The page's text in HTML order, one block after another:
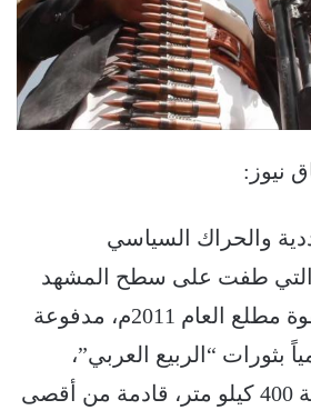
نيوز:
والحراك السياسي
التي طفت على سطح المشهد
السياسي اليمني بقوة مطلع العام 2011م، مدفوعة
بثورات “الربيع العربي”،
لتطوي مسافة قرابة 400 كيلو متر، قادمة من أقصى